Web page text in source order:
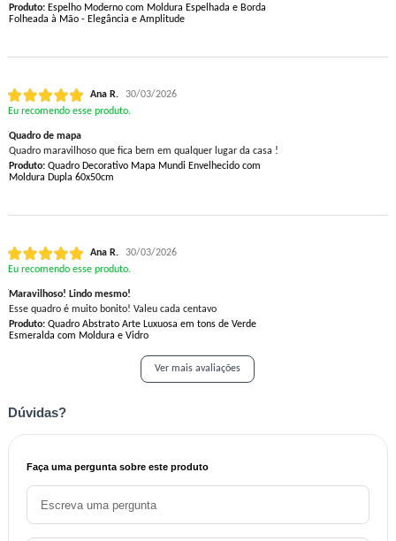
Produto:Espelho Moderno com Moldura Espelhada e Borda
Folheada à Mão - Elegância e Amplitude
Ana R.
30/03/2026
Eu recomendo esse produto.
Quadro de mapa
Quadro maravilhoso que fica bem em qualquer lugar da casa !
Produto:Quadro Decorativo Mapa Mundi Envelhecido com
Moldura Dupla 60x50cm
Ana R.
30/03/2026
Eu recomendo esse produto.
Maravilhoso! Lindo mesmo!
Esse quadro é muito bonito! Valeu cada centavo
Produto:Quadro Abstrato Arte Luxuosa em tons de Verde
Esmeralda com Moldura e Vidro
Ver mais avaliações
Dúvidas?
Faça uma pergunta sobre este produto